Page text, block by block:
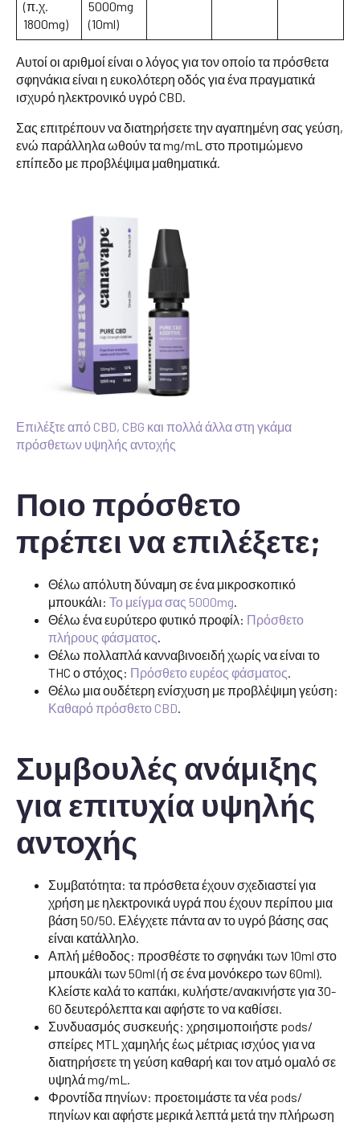
(π.χ.
1800mg)
5000mg
(10ml)
Αυτοί οι αριθμοί είναι ο λόγος για τον οποίο τα πρόσθετα
σφηνάκια είναι η ευκολότερη οδός για ένα πραγματικά
ισχυρό ηλεκτρονικό υγρό CBD.
Σας επιτρέπουν να διατηρήσετε την αγαπημένη σας γεύση,
ενώ παράλληλα ωθούν τα mg/mL στο προτιμώμενο
επίπεδο με προβλέψιμα μαθηματικά.
Επιλέξτε από CBD, CBG και πολλά άλλα στη γκάμα
πρόσθετων υψηλής αντοχής
Ποιο πρόσθετο
πρέπει να επιλέξετε;
Θέλω απόλυτη δύναμη σε ένα μικροσκοπικό
μπουκάλι: Το μείγμα σας 5000mg.
Θέλω ένα ευρύτερο φυτικό προφίλ: Πρόσθετο
πλήρους φάσματος.
Θέλω πολλαπλά κανναβινοειδή χωρίς να είναι το
THC ο στόχος: Πρόσθετο ευρέος φάσματος.
Θέλω μια ουδέτερη ενίσχυση με προβλέψιμη γεύση:
Καθαρό πρόσθετο CBD.
Συμβουλές ανάμιξης
για επιτυχία υψηλής
αντοχής
Συμβατότητα: τα πρόσθετα έχουν σχεδιαστεί για
χρήση με ηλεκτρονικά υγρά που έχουν περίπου μια
βάση 50/50. Ελέγχετε πάντα αν το υγρό βάσης σας
είναι κατάλληλο.
Απλή μέθοδος: προσθέστε το σφηνάκι των 10ml στο
μπουκάλι των 50ml (ή σε ένα μονόκερο των 60ml).
Κλείστε καλά το καπάκι, κυλήστε/ανακινήστε για 30-
60 δευτερόλεπτα και αφήστε το να καθίσει.
Συνδυασμός συσκευής: χρησιμοποιήστε pods/
σπείρες MTL χαμηλής έως μέτριας ισχύος για να
διατηρήσετε τη γεύση καθαρή και τον ατμό ομαλό σε
υψηλά mg/mL.
Φροντίδα πηνίων: προετοιμάστε τα νέα pods/
πηνίων και αφήστε μερικά λεπτά μετά την πλήρωση